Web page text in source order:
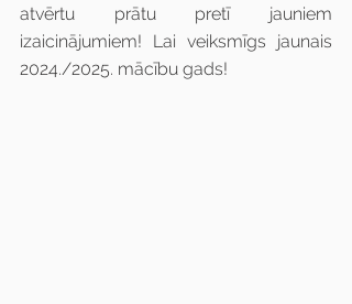
atvērtu prātu pretī jauniem
izaicinājumiem! Lai veiksmīgs jaunais
2024./2025. mācību gads!